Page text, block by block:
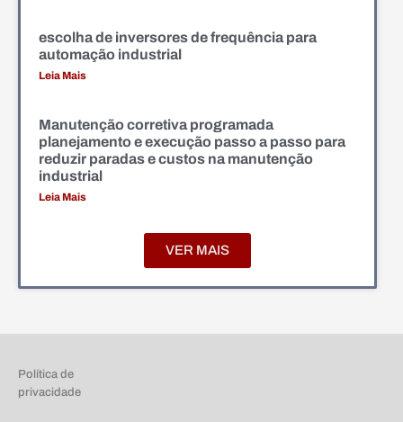
escolha de inversores de frequência para
automação industrial
Leia Mais
Manutenção corretiva programada
planejamento e execução passo a passo para
reduzir paradas e custos na manutenção
industrial
Leia Mais
VER MAIS
Política de
privacidade